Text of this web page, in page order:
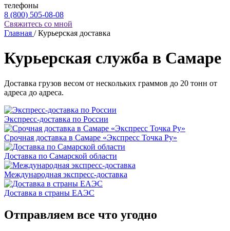
телефоны
8 (800) 505-08-08
Свяжитесь со мной
Главная /Курьерская доставка
Курьерская служба в Самаре
Доставка грузов весом от нескольких граммов до 20 тонн от
адреса до адреса.
Экспресс-доставка по России
Срочная доставка в Самаре «Экспресс Точка Ру»
Доставка по Самарской области
Международная экспресс-доставка
Доставка в страны ЕАЭС
Отправляем все что угодно